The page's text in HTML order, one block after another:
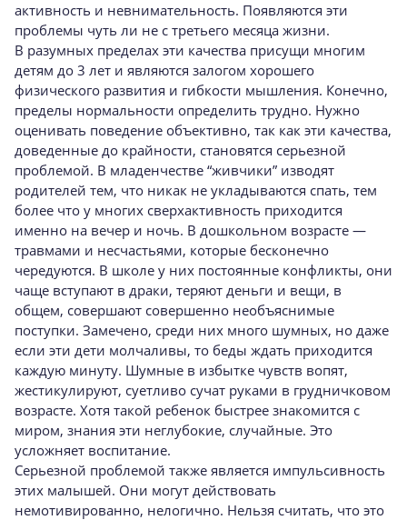
активность и невнимательность. Появляются эти
проблемы чуть ли не с третьего месяца жизни.
В разумных пределах эти качества присущи многим
детям до 3 лет и являются залогом хорошего
физического развития и гибкости мышления. Конечно,
пределы нормальности определить трудно. Нужно
оценивать поведение объективно, так как эти качества,
доведенные до крайности, становятся серьезной
проблемой. В младенчестве “живчики” изводят
родителей тем, что никак не укладываются спать, тем
более что у многих сверхактивность приходится
именно на вечер и ночь. В дошкольном возрасте —
травмами и несчастьями, которые бесконечно
чередуются. В школе у них постоянные конфликты, они
чаще вступают в драки, теряют деньги и вещи, в
общем, совершают совершенно необъяснимые
поступки. Замечено, среди них много шумных, но даже
если эти дети молчаливы, то беды ждать приходится
каждую минуту. Шумные в избытке чувств вопят,
жестикулируют, суетливо сучат руками в грудничковом
возрасте. Хотя такой ребенок быстрее знакомится с
миром, знания эти неглубокие, случайные. Это
усложняет воспитание.
Серьезной проблемой также является импульсивность
этих малышей. Они могут действовать
немотивированно, нелогично. Нельзя считать, что это